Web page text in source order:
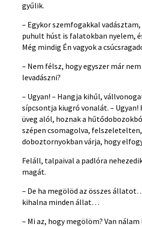
gyűlik.
– Egykor szemfogakkal
puhult húst is falatokban nyelem,
Még mindig Én vagyok a
– Nem félsz, hogy egyszer már
levadászni?
– Ugyan! – Hangja kihűl,
sípcsontja kiugró vonalát. – Ugyan!
üveg alól, hoznak a
szépen csomagolva,
doboztornyokban várja, hogy
Feláll, talpaival a padlóra
magát.
– De ha megölöd az összes
kihalna minden állat…
– Mi az, hogy megölöm? Van